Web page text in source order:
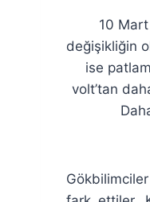
10
değişikliğin
ise
volt’tan